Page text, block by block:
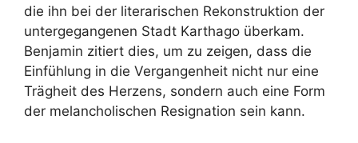
die ihn bei der literarischen Rekonstruktion der
untergegangenen Stadt Karthago überkam.
Benjamin zitiert dies, um zu zeigen, dass die
Einfühlung in die Vergangenheit nicht nur eine
Trägheit des Herzens, sondern auch eine Form
der melancholischen Resignation sein kann.